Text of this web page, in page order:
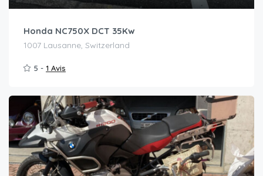
Honda NC750X DCT 35Kw
1007 Lausanne, Switzerland
5 - 1 Avis